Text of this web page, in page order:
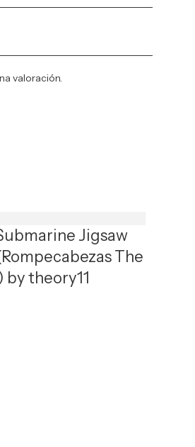
valoración.
Jigsaw
The
by theory11